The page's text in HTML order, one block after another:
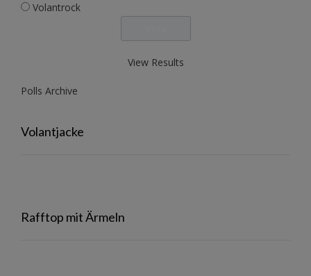
Volantrock
View Results
Polls Archive
Volantjacke
Rafftop mit Ärmeln